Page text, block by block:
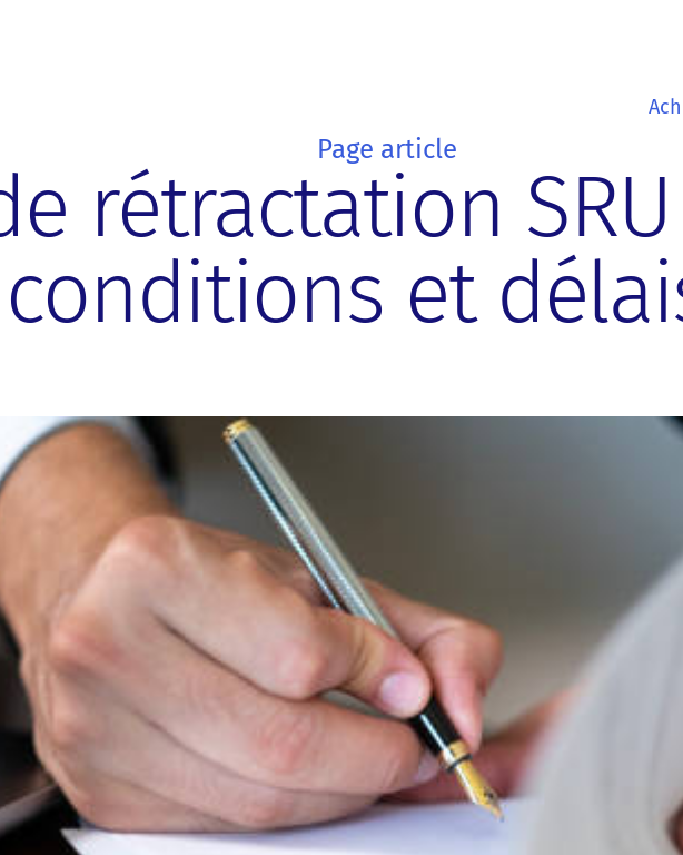
Page article
rétractation
conditions et